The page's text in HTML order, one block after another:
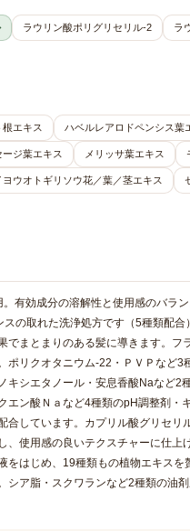
ラウリン酸ポリグリセリル-2 ラ
根エキス ハベルレアロドペンシス葉
ージ葉エキス メリッサ葉エキス
ヨウオトギリソウ花／葉／茎エキス
有効成分の溶解性と使用感のバラ
の取れた洗浄処方です（5種類配
でまとまりのある髪に導きます。
ポリクオタニウム-22・ＰＶＰなど
キシエタノール・安息香酸Naなど
エン酸Ｎａなど4種類のpH調整剤・
合しています。カプリル酸グリセ
使用感の良いテクスチャーに仕
をはじめ、19種類もの植物エキス
シア脂・スクワランなど2種類の油